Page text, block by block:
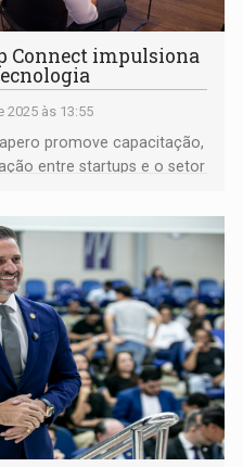
Connect impulsiona
2025 às 13:55
promove capacitação,
entre startups e o setor